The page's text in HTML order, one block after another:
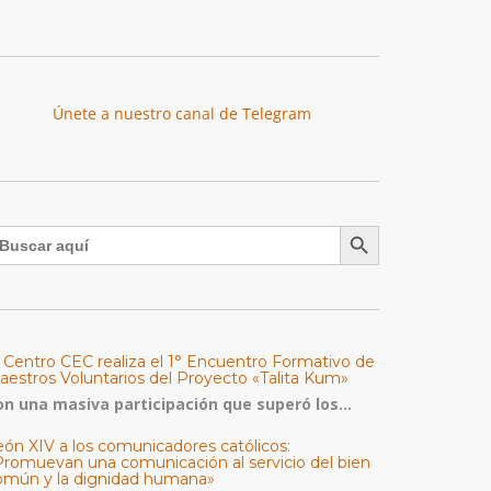
Únete a nuestro canal de Telegram
Botón de búsqueda
Centro CEC realiza el 1° Encuentro Formativo de
Voluntarios del Proyecto «Talita Kum»
una masiva participación que superó los...
XIV a los comunicadores católicos:
una comunicación al servicio del bien
y la dignidad humana»